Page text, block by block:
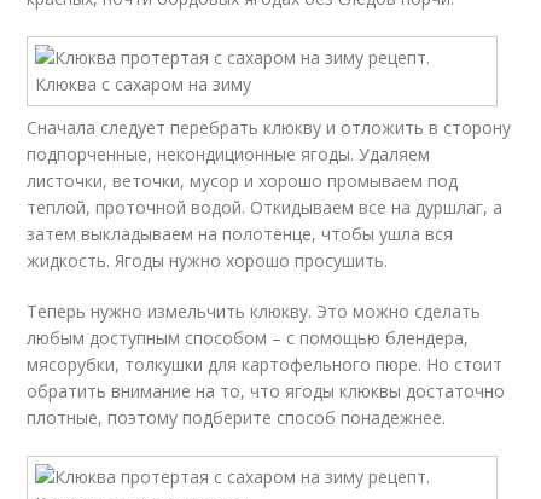
Сначала следует перебрать клюкву и отложить в сторону
подпорченные, некондиционные ягоды. Удаляем
листочки, веточки, мусор и хорошо промываем под
теплой, проточной водой. Откидываем все на дуршлаг, а
затем выкладываем на полотенце, чтобы ушла вся
жидкость. Ягоды нужно хорошо просушить.
Теперь нужно измельчить клюкву. Это можно сделать
любым доступным способом – с помощью блендера,
мясорубки, толкушки для картофельного пюре. Но стоит
обратить внимание на то, что ягоды клюквы достаточно
плотные, поэтому подберите способ понадежнее.